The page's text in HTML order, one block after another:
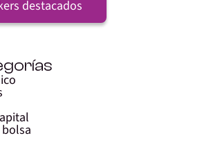
destacados